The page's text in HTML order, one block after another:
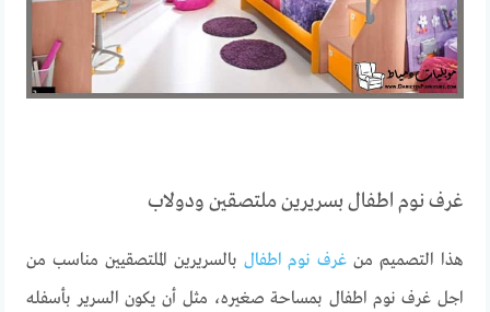
غرف نوم اطفال بسريرين ملتصقين ودولاب
هذا التصميم من غرف نوم اطفال بالسريرين الملتصقيين مناسب من
اجل غرف نوم اطفال بمساحة صغيره، مثل أن يكون السرير بأسفله